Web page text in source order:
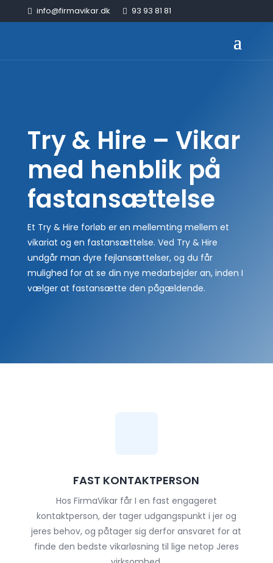
info@firmavikar.dk 93 93 81 81
Try & Hire – Vikar
med henblik på
fastansættelse
Et Try & Hire forløb er en mellemting mellem et
vikariat og en fastansættelse. Ved Try & Hire
undgår man dyre fejlansættelser, og du får
mulighed for at se din nye medarbejder an, inden I
vælger at fastansætte den pågældende.
FAST KONTAKTPERSON
Hos FirmaVikar får I en fast engageret
kontaktperson, der tager udgangspunkt i jer og
jeres behov, og påtager sig derfor ansvaret for at
finde den bedste vikarløsning til lige netop Jeres